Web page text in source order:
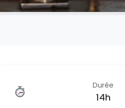
Durée
14h